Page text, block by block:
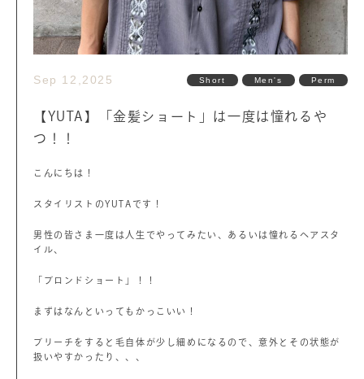
Sep 12,2025 Short Men's Perm
【YUTA】「金髪ショート」は一度は憧れるや
つ！！
こんにちは！
スタイリストのYUTAです！
男性の皆さま一度は人生でやってみたい、あるいは憧れるヘアスタ
イル、
「ブロンドショート」！！
まずはなんといってもかっこいい！
ブリーチをすると毛自体が少し細めになるので、意外とその状態が
扱いやすかったり、、、